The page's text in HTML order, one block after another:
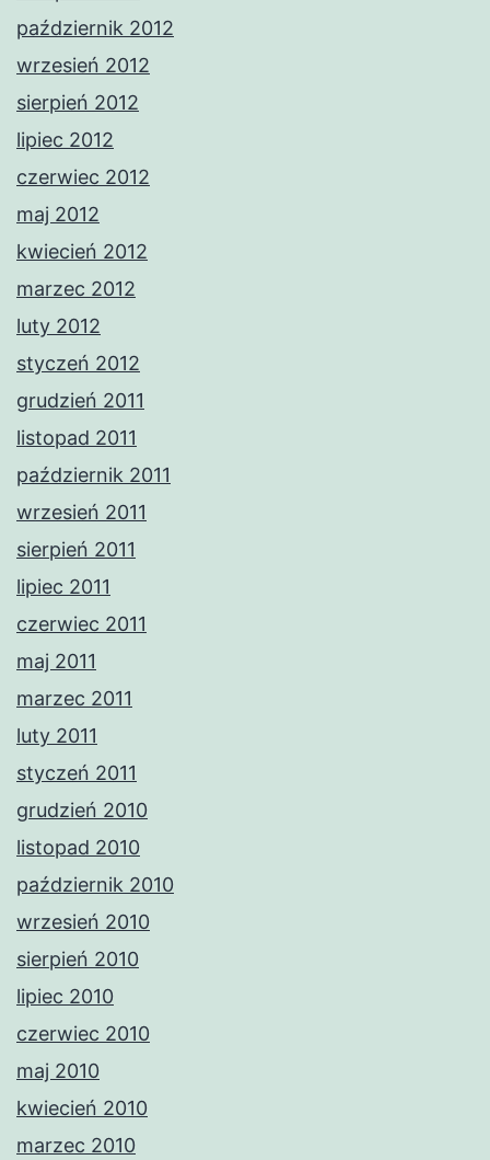
październik 2012
wrzesień 2012
sierpień 2012
lipiec 2012
czerwiec 2012
maj 2012
kwiecień 2012
marzec 2012
luty 2012
styczeń 2012
grudzień 2011
listopad 2011
październik 2011
wrzesień 2011
sierpień 2011
lipiec 2011
czerwiec 2011
maj 2011
marzec 2011
luty 2011
styczeń 2011
grudzień 2010
listopad 2010
październik 2010
wrzesień 2010
sierpień 2010
lipiec 2010
czerwiec 2010
maj 2010
kwiecień 2010
marzec 2010